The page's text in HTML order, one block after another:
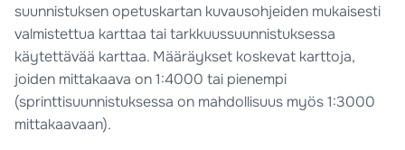
suunnistuksen opetuskartan kuvausohjeiden mukaisesti
valmistettua karttaa tai tarkkuussuunnistuksessa
käytettävää karttaa. Määräykset koskevat karttoja,
joiden mittakaava on 1:4000 tai pienempi
(sprinttisuunnistuksessa on mahdollisuus myös 1:3000
mittakaavaan).